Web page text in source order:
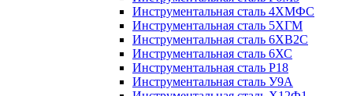
Инструментальная сталь 4ХМФС
Инструментальная сталь 5ХГМ
Инструментальная сталь 6ХВ2С
Инструментальная сталь 6ХС
Инструментальная сталь Р18
Инструментальная сталь У9А